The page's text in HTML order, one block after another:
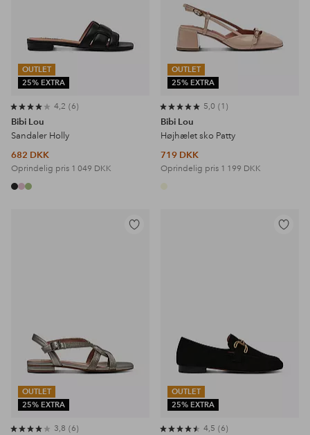
OUTLET
25% EXTRA
4,2 6
Bibi Lou
Sandaler Holly
682 DKK
Oprindelig pris 1 049 DKK
OUTLET
25% EXTRA
5,0 1
Bibi Lou
Højhælet sko Patty
719 DKK
Oprindelig pris 1 199 DKK
OUTLET
25% EXTRA
Tilføj
3,8 6
OUTLET
25% EXTRA
Tilføj
4,5 6